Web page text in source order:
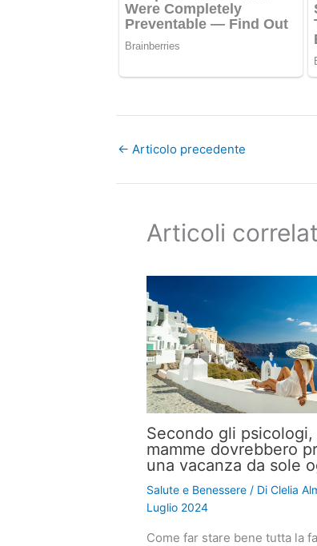
← Articolo precedente
Articoli
Secondo gli psicologi,
mamme dovrebbero
una vacanza da sole
Salute e Benessere/ Di Clelia
Luglio 2024
Come far stare bene tutta la